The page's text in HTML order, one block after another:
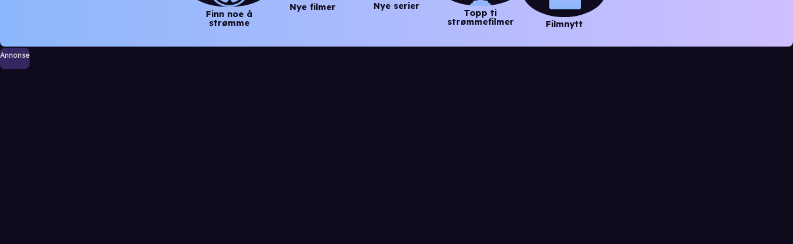
Finn noe å
strømme
Nye filmer Nye serier
Topp ti
strømmefilmer
Filmnytt
Annonse